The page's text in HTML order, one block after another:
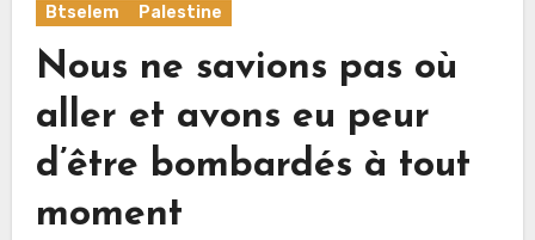
Btselem Palestine
Nous ne savions pas où
aller et avons eu peur
d’être bombardés à tout
moment